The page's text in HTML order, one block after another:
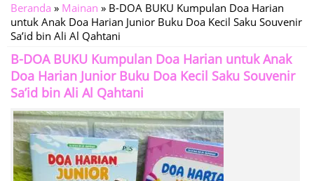
Beranda » Mainan » B-DOA BUKU Kumpulan Doa Harian
untuk Anak Doa Harian Junior Buku Doa Kecil Saku Souvenir
Sa’id bin Ali Al Qahtani
B-DOA BUKU Kumpulan Doa Harian untuk Anak
Doa Harian Junior Buku Doa Kecil Saku Souvenir
Sa’id bin Ali Al Qahtani